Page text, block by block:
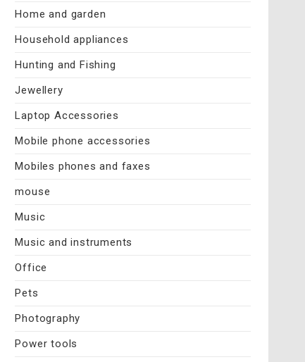
Home and garden
Household appliances
Hunting and Fishing
Jewellery
Laptop Accessories
Mobile phone accessories
Mobiles phones and faxes
mouse
Music
Music and instruments
Office
Pets
Photography
Power tools